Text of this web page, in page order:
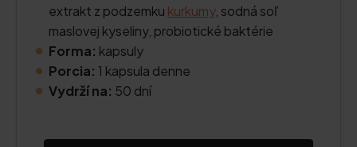
extrakt z podzemku kurkumy, sodná soľ
maslovej kyseliny, probiotické baktérie
Forma: kapsuly
Porcia: 1 kapsula denne
Vydrží na: 50 dní